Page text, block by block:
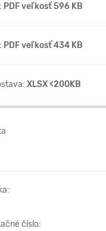
PDF veľkosť 596 KB
PDF veľkosť 434 KB
XLSX <200KB
číslo: